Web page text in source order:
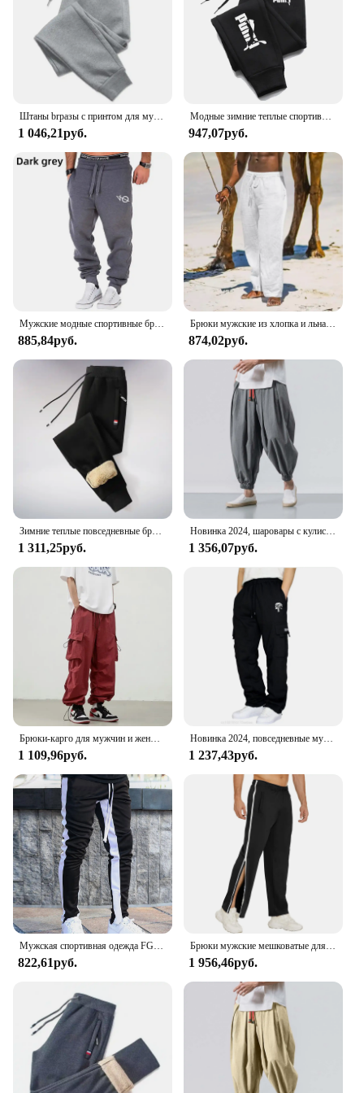
Штаны brразы с принтом для мужчин и женщин, спортивные мешковатые штаны с карманами для бега, тренировочный костюм для спортзала, джоггеры, спортивные штаны на шнурке для пар
1 046,21руб.
Модные зимние теплые спортивные брюки с надписью, мужские повседневные джоггеры, брюки, мужские Модные свободные мягкие брюки
947,07руб.
Мужские модные спортивные брюки на осень и зиму, брюки для бега на шнуровке, брюки, повседневные мешковатые брюки, спортивные брюки
885,84руб.
Брюки мужские из хлопка и льна, свободные модные повседневные длинные штаны с эластичным поясом, уличная одежда, легкие штаны, большие размеры
874,02руб.
Зимние теплые повседневные брюки из овечьей шерсти, мужские спортивные штаны для фитнеса и бега, мужские однотонные брюки на шнурке, флисовые прямые брюки M-5Xl
1 311,25руб.
Новинка 2024, шаровары с кулиской, мужские мешковатые штаны для бега, японские мужские брюки с широкими штанинами и промежностью, мужские Модные повседневные свободные брюки
1 356,07руб.
Брюки-карго для мужчин и женщин, джоггеры с несколькими карманами, шаровары с эластичным поясом, Повседневная Уличная одежда в стиле хип-хоп, спортивные штаны-карандаш
1 109,96руб.
Новинка 2024, повседневные мужские свободные брюки для бега в стиле хип-хоп, модные утепленные полукомбинезоны
1 237,43руб.
822,61руб.
Брюки мужские мешковатые для баскетбола, спортивная одежда для тренажерного зала, спортивный костюм, роскошные джоггеры, летние штаны большого размера y2k
1 956,46руб.